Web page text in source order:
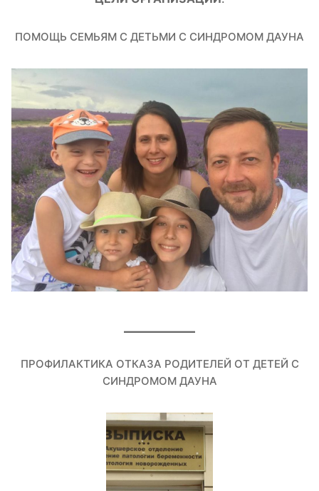
ПОМОЩЬ СЕМЬЯМ С ДЕТЬМИ С СИНДРОМОМ ДАУНА
ПРОФИЛАКТИКА ОТКАЗА РОДИТЕЛЕЙ ОТ ДЕТЕЙ С
СИНДРОМОМ ДАУНА